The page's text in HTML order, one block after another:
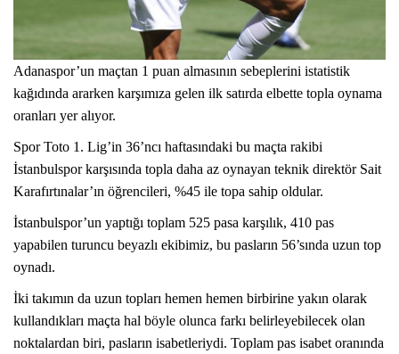
Adanaspor’un maçtan 1 puan almasının sebeplerini istatistik
kağıdında ararken karşımıza gelen ilk satırda elbette topla oynama
oranları yer alıyor.
Spor Toto 1. Lig’in 36’ncı haftasındaki bu maçta rakibi
İstanbulspor karşısında topla daha az oynayan teknik direktör Sait
Karafırtınalar’ın öğrencileri, %45 ile topa sahip oldular.
İstanbulspor’un yaptığı toplam 525 pasa karşılık, 410 pas
yapabilen turuncu beyazlı ekibimiz, bu pasların 56’sında uzun top
oynadı.
İki takımın da uzun topları hemen hemen birbirine yakın olarak
kullandıkları maçta hal böyle olunca farkı belirleyebilecek olan
noktalardan biri, pasların isabetleriydi. Toplam pas isabet oranında